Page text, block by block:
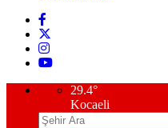
29.4°
Kocaeli